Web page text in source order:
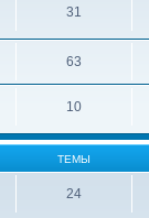
31
63
10
ТЕМЫ
24